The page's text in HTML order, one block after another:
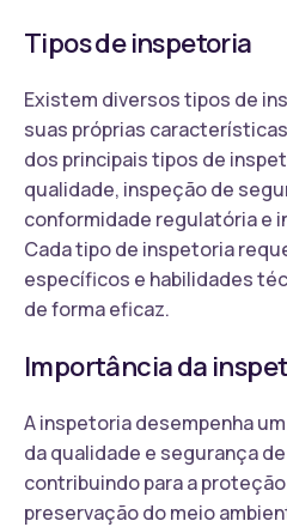
Tipos de inspetoria
Existem diversos tipos de
suas próprias
dos principais tipos de
qualidade, inspeção de
conformidade regulatória e
Cada tipo de inspetoria
específicos e habilidades
de forma eficaz.
Importância da
A inspetoria desempenha
da qualidade e segurança
contribuindo para a
preservação do meio